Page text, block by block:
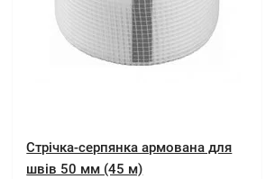
Стрічка-серпянка армована для
швів 50 мм (45 м)